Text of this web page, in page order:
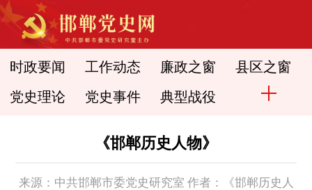
时政要闻 工作动态 廉政之窗 县区之窗
党史理论 党史事件 典型战役
《邯郸历史人物》
来源：中共邯郸市委党史研究室 作者：《邯郸历史人